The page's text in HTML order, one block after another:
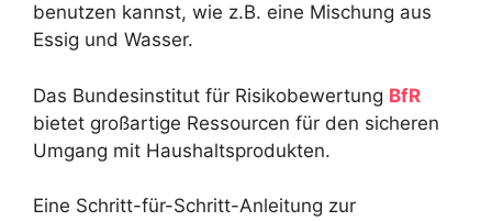
benutzen kannst, wie z.B. eine Mischung aus
Essig und Wasser.
Das Bundesinstitut für Risikobewertung BfR
bietet großartige Ressourcen für den sicheren
Umgang mit Haushaltsprodukten.
Eine Schritt-für-Schritt-Anleitung zur